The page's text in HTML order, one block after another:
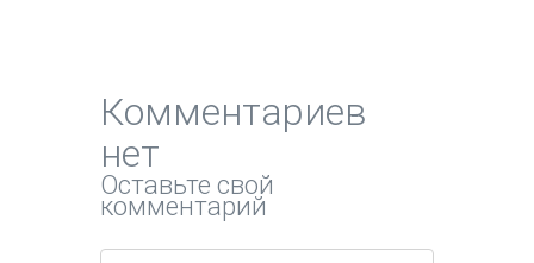
Комментариев
нет
Оставьте свой
комментарий